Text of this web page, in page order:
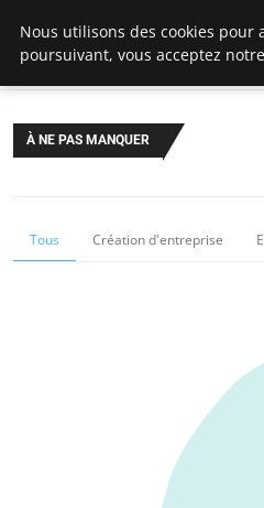
LECFCM
À NE PAS MANQUER
Tous Création d'entreprise
Nous utilisons des cookies pour
poursuivant, vous acceptez